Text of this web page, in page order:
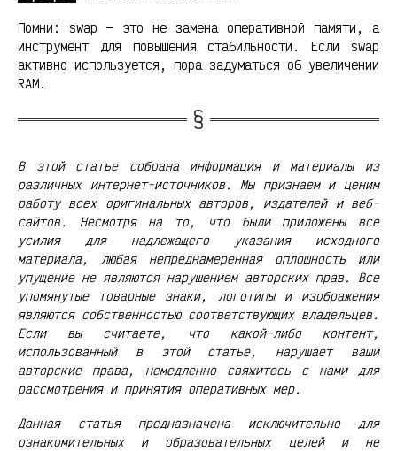
Помни: swap — это не замена оперативной памяти, а
инструмент для повышения стабильности. Если swap
активно используется, пора задуматься об увеличении
RAM.
В этой статье собрана информация и материалы из
различных интернет-источников. Мы признаем и ценим
работу всех оригинальных авторов, издателей и веб-
сайтов. Несмотря на то, что были приложены все
усилия для надлежащего указания исходного
материала, любая непреднамеренная оплошность или
упущение не являются нарушением авторских прав. Все
упомянутые товарные знаки, логотипы и изображения
являются собственностью соответствующих владельцев.
Если вы считаете, что какой-либо контент,
использованный в этой статье, нарушает ваши
авторские права, немедленно свяжитесь с нами для
рассмотрения и принятия оперативных мер.
Данная статья предназначена исключительно для
ознакомительных и образовательных целей и не